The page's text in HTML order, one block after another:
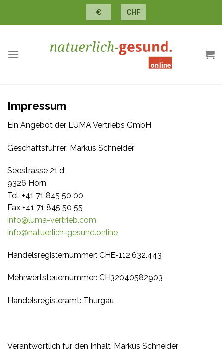
€ CHF
Impressum
Ein Angebot der LUMA Vertriebs GmbH
Geschäftsführer: Markus Schneider
Seestrasse 21 d
9326 Horn
Tel. +41 71 845 50 00
Fax +41 71 845 50 55
info@luma-vertrieb.com
info@natuerlich-gesund.online
Handelsregisternummer: CHE-112.632.443
Mehrwertsteuernummer: CH32040582903
Handelsregisteramt: Thurgau
Verantwortlich für den Inhalt: Markus Schneider